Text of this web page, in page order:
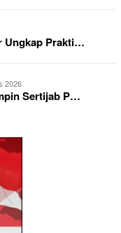
Ungkap Prakti…
2026
Sertijab P…